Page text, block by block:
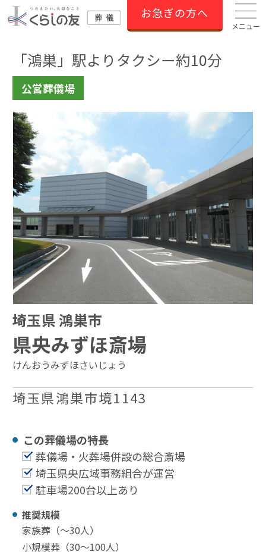
お急ぎの方へ
メニュー
「鴻巣」駅よりタクシー約10分
公営葬儀場
埼玉県 鴻巣市
県央みずほ斎場
けんおうみずほさいじょう
埼玉県鴻巣市境1143
この葬儀場の特⻑
葬儀場・火葬場併設の総合斎場
埼玉県央広域事務組合が運営
駐車場200台以上あり
推奨規模
家族葬（〜30⼈）
小規模葬（30〜100⼈）